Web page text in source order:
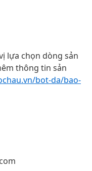
lựa chọn dòng sản
thông tin sản
bot-da/bao-